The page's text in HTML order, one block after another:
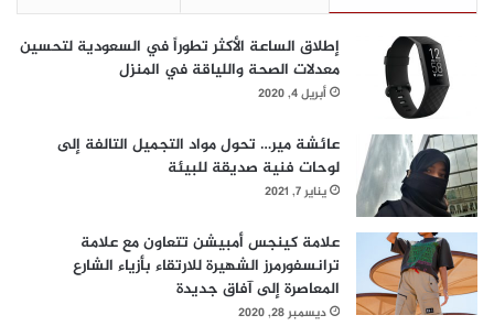
يقدم سيكس سينسز سبا من موقعه في
Hotel Dubai
مجموعة متنوعة من العلاجات المميزة والأنشطة
الصحية لتلبية رغبات جميع الضيوف الراغبين بالاستمتاع بيوم سبا
مخصص مع علاج متكامل، أو تدليل أنفسهم مع علاج تجميلي
سريع. كما يوفر مجموعة من علاجات الوجه وجلسات التدليك وغرفة
ساونا وركن للعناية بالأظافر وصالة يوغا، مع إمكانية تخصيص جلسة
علاجية أو تصميم برنامج خاص يلائم احتياجاتهم الفردية.
ل
ي
ا
ل
ع
ا
ل
إطلاق الساعة الأكثر تطوراً في السعودية لتحسين
معدلات الصحة واللياقة في المنزل
أبريل 4, 2020
عائشة مير… تحول مواد التجميل التالفة إلى
لوحات فنية صديقة للبيئة
يناير 7, 2021
علامة كينجس أمبيشن تتعاون مع علامة
ترانسفورمرز الشهيرة للارتقاء بأزياء الشارع
المعاصرة إلى آفاق جديدة
ديسمبر 28, 2020